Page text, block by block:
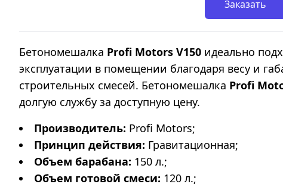
Заказать
Бетономешалка Profi Motors V150 идеально
эксплуатации в помещении благодаря весу и
строительных смесей. Бетономешалка Profi
долгую службу за доступную цену.
Производитель: Profi Motors;
Принцип действия: Гравитационная;
Объем барабана: 150 л.;
Объем готовой смеси: 120 л.;